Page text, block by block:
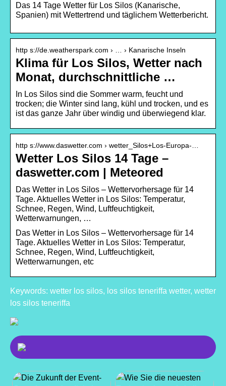
Das 14 Tage Wetter für Los Silos (Kanarische,
Spanien) mit Wettertrend und täglichem Wetterbericht.
http s://de.weatherspark.com › … › Kanarische Inseln
Klima für Los Silos, Wetter nach
Monat, durchschnittliche …
In Los Silos sind die Sommer warm, feucht und
trocken; die Winter sind lang, kühl und trocken, und es
ist das ganze Jahr über windig und überwiegend klar.
http s://www.daswetter.com › wetter_Silos+Los-Europa-…
Wetter Los Silos 14 Tage –
daswetter.com | Meteored
Das Wetter in Los Silos – Wettervorhersage für 14
Tage. Aktuelles Wetter in Los Silos: Temperatur,
Schnee, Regen, Wind, Luftfeuchtigkeit,
Wetterwarnungen, …
Das Wetter in Los Silos – Wettervorhersage für 14
Tage. Aktuelles Wetter in Los Silos: Temperatur,
Schnee, Regen, Wind, Luftfeuchtigkeit,
Wetterwarnungen, etc
Keywords: wetter los silos, los silos teneriffa wetter, wetter
los silos teneriffa